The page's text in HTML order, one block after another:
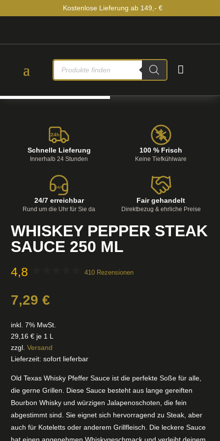
Kostenlose Lieferung ab 149,- €
PRODUCTS
SEARCH

WHISKEY PEPPER STEAK
SAUCE 250 ML
4,8 410 Rezensionen
7,29€
inkl. 7% MwSt.
29,16€ je 1 L
zzgl.Versand
Lieferzeit: sofort lieferbar
Old Texas Whisky Pfeffer Sauce ist die perfekte Soße für alle,
die gerne Grillen. Diese Sauce besteht aus lange gereiften
Bourbon Whisky und würzigen Jalapenoschoten, die fein
abgestimmt sind. Sie eignet sich hervorragend zu Steak, aber
auch für Koteletts oder anderem Grillfleisch. Die leckere Sauce
24h
Schnelle Lieferung
Innerhalb 24 Stunden
100 % Frisch
Keine Tiefkühlware
24/7
24/7 erreichbar
Rund um die Uhr für Sie da
Fair gehandelt
Direktbezug & ehrliche Preise